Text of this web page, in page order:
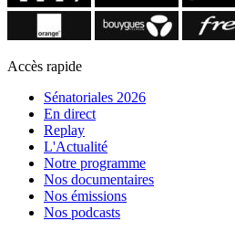
Accès rapide
Sénatoriales 2026
En direct
Replay
L'Actualité
Notre programme
Nos documentaires
Nos émissions
Nos podcasts